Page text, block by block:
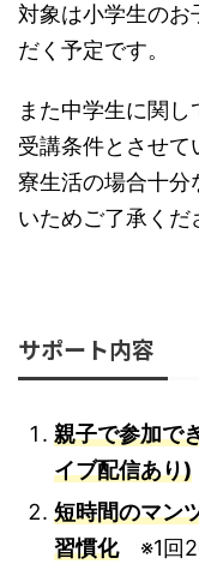
対象は小学生のお
だく予定です。
また中学生に関
受講条件とさせて
寮生活の場合十分
いためご了承くだ
サポート内容
親子で参加で
イブ配信あり)
短時間のマン
習慣化※1回